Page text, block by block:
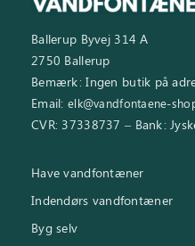
Ballerup Byvej 314 A
2750 Ballerup
Bemærk: Ingen butik på
Email: elk@vandfontaene-
CVR: 37338737 – Bank:
Have vandfontæner
Indendørs vandfontæner
Byg selv